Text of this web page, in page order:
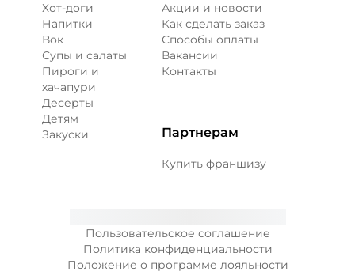
Пользовательское соглашение
Политика конфиденциальности
Положение о программе лояльности
Хот-доги
Напитки
Вок
Супы и салаты
Пироги и
хачапури
Десерты
Детям
Закуски
Акции и новости
Как сделать заказ
Способы оплаты
Вакансии
Контакты
Партнерам
Купить франшизу